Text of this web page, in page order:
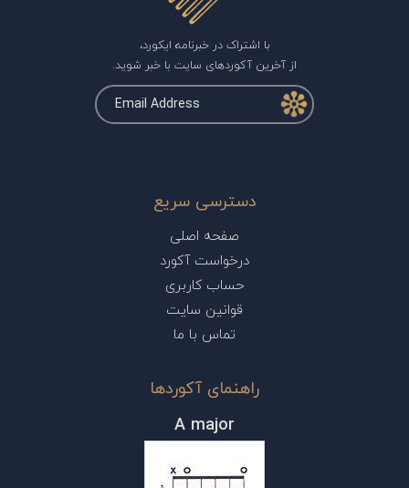
با اشتراک در خبرنامه ایکورد،
از آخرین آکوردهای سایت با خبر شوید.
دسترسی سریع
صفحه اصلی
درخواست آکورد
حساب کاربری
قوانین سایت
تماس با ما
راهنمای آکوردها
A major